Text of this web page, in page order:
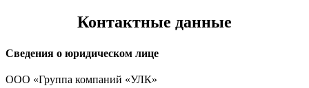
Контактные данные
Сведения о юридическом лице
ООО «Группа компаний «УЛК»